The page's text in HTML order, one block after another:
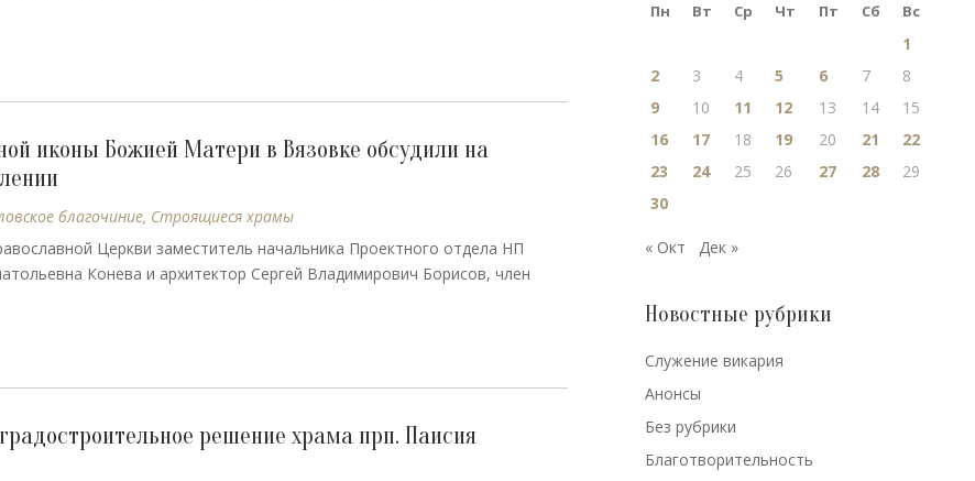
иконы Божией Матери в Вязовке обсудили на
благочиние, Строящиеся храмы
Церкви заместитель начальника Проектного отдела НП
Конева и архитектор Сергей Владимирович Борисов, член
решение храма прп. Паисия
Пн Вт Ср Чт Пт Сб Вс
1
2
3 4 5 6 7
8
9
10 11 12 13 14
15
16
17 18 19 20 21
22
23
24 25 26 27 28
29
30
« Окт Дек »
Новостные рубрики
Cлужение викария
Анонсы
Без рубрики
Благотворительность